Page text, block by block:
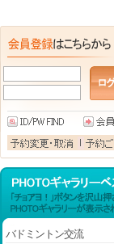
バドミントン交流